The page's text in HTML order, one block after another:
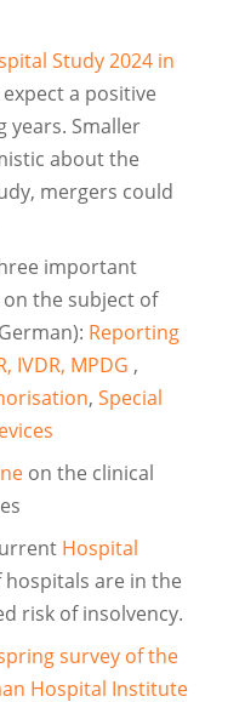
Study 2024 in
a positive
years. Smaller
about the
mergers could
important
the subject of
Reporting
IVDR, MPDG ,
, Special
on the clinical
Hospital
hospitals are in the
risk of insolvency.
survey of the
Hospital Institute